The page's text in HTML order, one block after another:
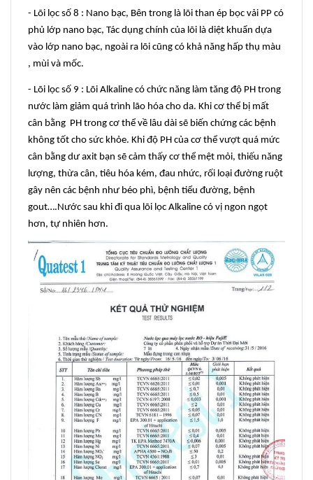
- Lõi lọc số 8 : Nano bạc, Bên trong là lõi than ép bọc vải PP có
phủ lớp nano bạc, Tác dụng chính của lõi là diệt khuẩn dựa
vào lớp nano bạc, ngoài ra lõi cũng có khả năng hấp thụ màu
, mùi và mốc.
- Lõi lọc số 9 : Lõi Alkaline có chức năng làm tăng độ PH trong
nước làm giảm quá trình lão hóa cho da. Khi cơ thể bị mất
cân bằng PH trong cơ thể về lâu dài sẽ biến chứng các bệnh
không tốt cho sức khỏe. Khi độ PH của cơ thể vượt quá mức
cân bằng dư axit bạn sẽ cảm thấy cơ thể mệt mỏi, thiếu năng
lượng, thừa cân, tiêu hóa kém, đau nhức, rối loại đường ruột
gây nên các bệnh như béo phì, bệnh tiểu đường, bệnh
gout….Nước sau khi đi qua lõi lọc Alkaline có vị ngon ngọt
hơn, tự nhiên hơn.